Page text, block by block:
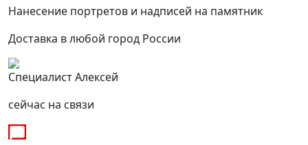
Нанесение портретов и надписей на памятник
Доставка в любой город России
Специалист Алексей
сейчас на связи